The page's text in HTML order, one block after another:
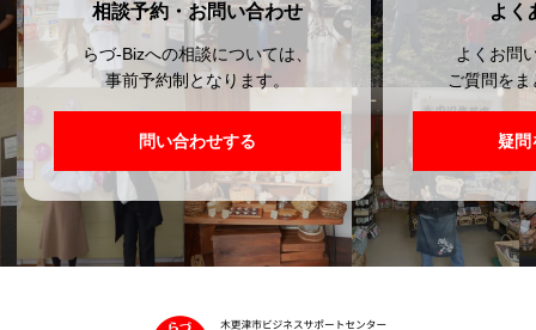
相談予約・お問い合わせ
らづ-Bizへの相談については、
事前予約制となります。
問い合わせする
よく
よくお問
ご質問を
疑問